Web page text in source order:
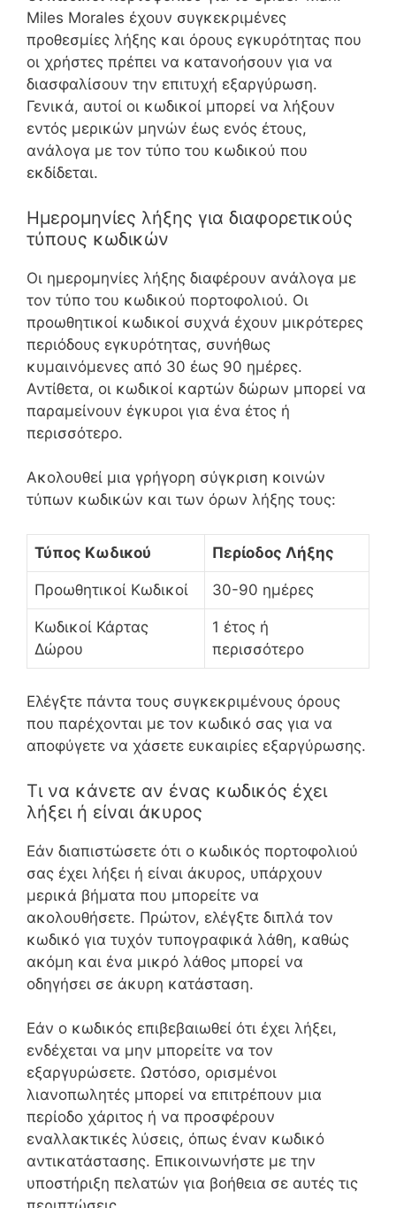
Miles Morales έχουν συγκεκριμένες
προθεσμίες λήξης και όρους εγκυρότητας που
οι χρήστες πρέπει να κατανοήσουν για να
διασφαλίσουν την επιτυχή εξαργύρωση.
Γενικά, αυτοί οι κωδικοί μπορεί να λήξουν
εντός μερικών μηνών έως ενός έτους,
ανάλογα με τον τύπο του κωδικού που
εκδίδεται.
Ημερομηνίες λήξης για διαφορετικούς
τύπους κωδικών
Οι ημερομηνίες λήξης διαφέρουν ανάλογα με
τον τύπο του κωδικού πορτοφολιού. Οι
προωθητικοί κωδικοί συχνά έχουν μικρότερες
περιόδους εγκυρότητας, συνήθως
κυμαινόμενες από 30 έως 90 ημέρες.
Αντίθετα, οι κωδικοί καρτών δώρων μπορεί να
παραμείνουν έγκυροι για ένα έτος ή
περισσότερο.
Ακολουθεί μια γρήγορη σύγκριση κοινών
τύπων κωδικών και των όρων λήξης τους:
Τύπος Κωδικού Περίοδος Λήξης
Προωθητικοί Κωδικοί 30-90 ημέρες
Κωδικοί Κάρτας
Δώρου
1 έτος ή
περισσότερο
Ελέγξτε πάντα τους συγκεκριμένους όρους
που παρέχονται με τον κωδικό σας για να
αποφύγετε να χάσετε ευκαιρίες εξαργύρωσης.
Τι να κάνετε αν ένας κωδικός έχει
λήξει ή είναι άκυρος
Εάν διαπιστώσετε ότι ο κωδικός πορτοφολιού
σας έχει λήξει ή είναι άκυρος, υπάρχουν
μερικά βήματα που μπορείτε να
ακολουθήσετε. Πρώτον, ελέγξτε διπλά τον
κωδικό για τυχόν τυπογραφικά λάθη, καθώς
ακόμη και ένα μικρό λάθος μπορεί να
οδηγήσει σε άκυρη κατάσταση.
Εάν ο κωδικός επιβεβαιωθεί ότι έχει λήξει,
ενδέχεται να μην μπορείτε να τον
εξαργυρώσετε. Ωστόσο, ορισμένοι
λιανοπωλητές μπορεί να επιτρέπουν μια
περίοδο χάριτος ή να προσφέρουν
εναλλακτικές λύσεις, όπως έναν κωδικό
αντικατάστασης. Επικοινωνήστε με την
υποστήριξη πελατών για βοήθεια σε αυτές τις